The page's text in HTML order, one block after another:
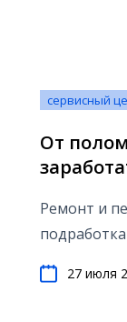
сервисный
От
Ремонт и
27 июля